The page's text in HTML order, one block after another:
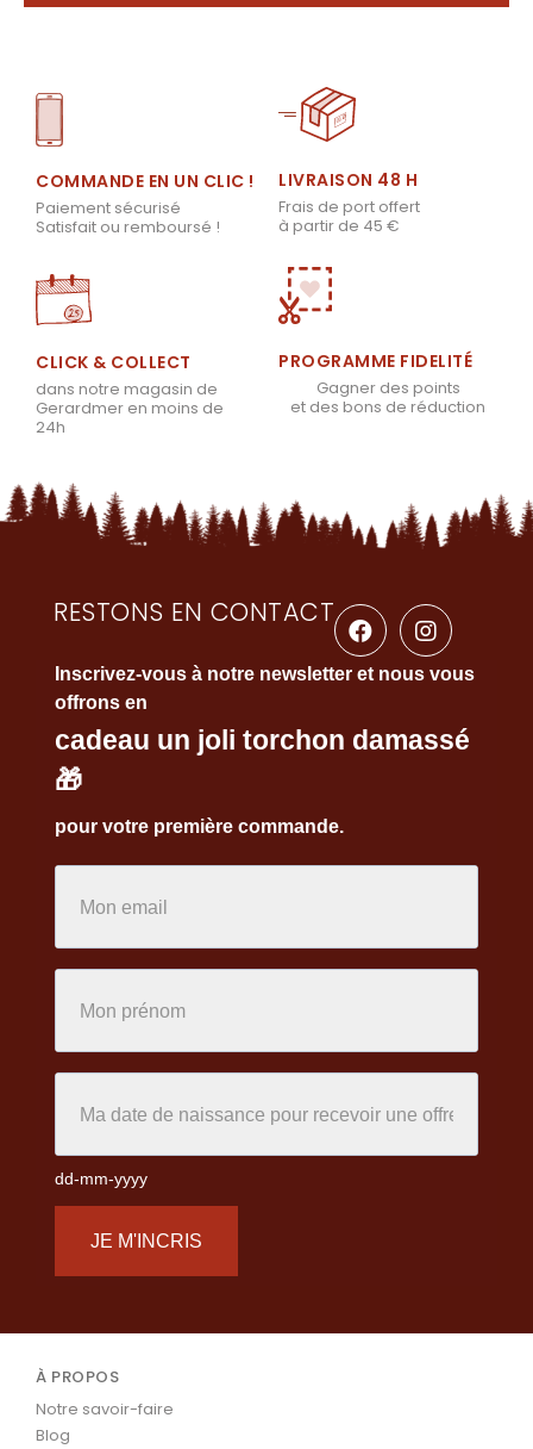
COMMANDE EN UN CLIC !
Paiement sécurisé
Satisfait ou remboursé !
LIVRAISON 48 H
Frais de port offert
à partir de 45 €
CLICK & COLLECT
dans notre magasin de
Gerardmer en moins de
24h
PROGRAMME FIDELITÉ
Gagner des points
et des bons de réduction
RESTONS EN CONTACT
Inscrivez-vous à notre newsletter et nous vous
offrons en
cadeau un joli torchon damassé
🎁
pour votre première commande.
dd-mm-yyyy
JE M'INCRIS
À PROPOS
Notre savoir-faire
Blog